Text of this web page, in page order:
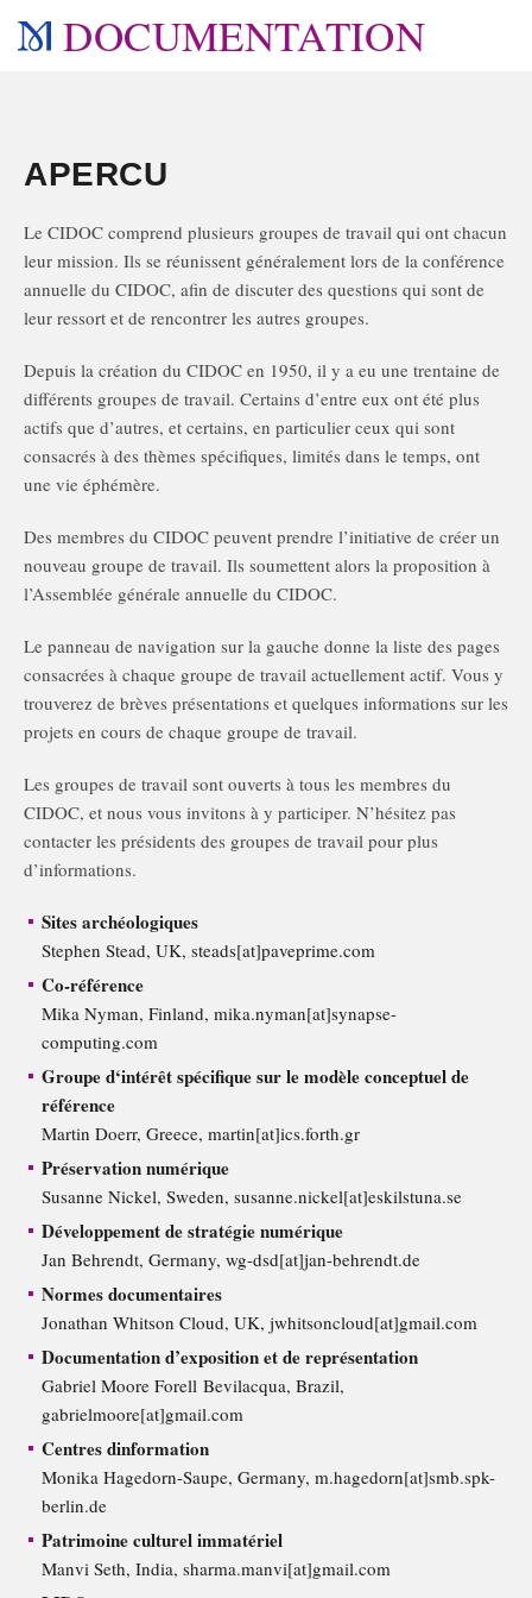
DOCUMENTATION
APERCU
Le CIDOC comprend plusieurs groupes de travail qui ont chacun
leur mission. Ils se réunissent généralement lors de la conférence
annuelle du CIDOC, afin de discuter des questions qui sont de
leur ressort et de rencontrer les autres groupes.
Depuis la création du CIDOC en 1950, il y a eu une trentaine de
différents groupes de travail. Certains d’entre eux ont été plus
actifs que d’autres, et certains, en particulier ceux qui sont
consacrés à des thèmes spécifiques, limités dans le temps, ont
une vie éphémère.
Des membres du CIDOC peuvent prendre l’initiative de créer un
nouveau groupe de travail. Ils soumettent alors la proposition à
l’Assemblée générale annuelle du CIDOC.
Le panneau de navigation sur la gauche donne la liste des pages
consacrées à chaque groupe de travail actuellement actif. Vous y
trouverez de brèves présentations et quelques informations sur les
projets en cours de chaque groupe de travail.
Les groupes de travail sont ouverts à tous les membres du
CIDOC, et nous vous invitons à y participer. N’hésitez pas
contacter les présidents des groupes de travail pour plus
d’informations.
Sites archéologiques
Stephen Stead, UK, steads[at]paveprime.com
Co-référence
Mika Nyman, Finland, mika.nyman[at]synapse-
computing.com
Groupe d‘intérêt spécifique sur le modèle conceptuel de
référence
Martin Doerr, Greece, martin[at]ics.forth.gr
Préservation numérique
Susanne Nickel, Sweden, susanne.nickel[at]eskilstuna.se
Développement de stratégie numérique
Jan Behrendt, Germany, wg-dsd[at]jan-behrendt.de
Normes documentaires
Jonathan Whitson Cloud, UK, jwhitsoncloud[at]gmail.com
Documentation d’exposition et de représentation
Gabriel Moore Forell Bevilacqua, Brazil,
gabrielmoore[at]gmail.com
Centres dinformation
Monika Hagedorn-Saupe, Germany, m.hagedorn[at]smb.spk-
berlin.de
Patrimoine culturel immatériel
Manvi Seth, India, sharma.manvi[at]gmail.com